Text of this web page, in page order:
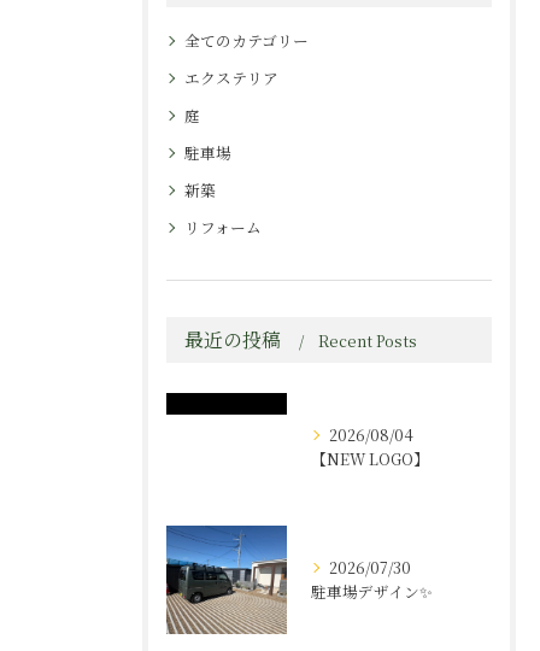
全てのカテゴリー
エクステリア
庭
駐車場
新築
リフォーム
最近の投稿 Recent Posts
2026/08/04
【NEW LOGO】
2026/07/30
駐車場デザイン✨️